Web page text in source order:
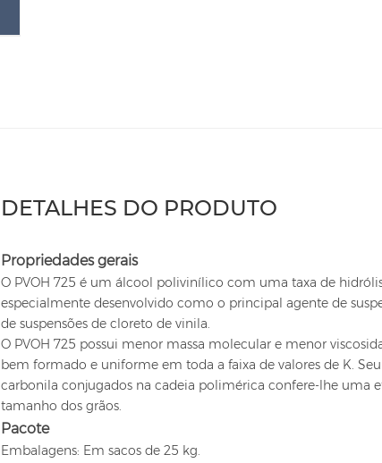
DETALHES DO PRODUTO
Propriedades gerais
O PVOH 725 é um álcool polivinílico com uma taxa de
especialmente desenvolvido como o principal agente de
de suspensões de cloreto de vinila.
O PVOH 725 possui menor massa molecular e menor
bem formado e uniforme em toda a faixa de valores de K.
carbonila conjugados na cadeia polimérica confere-lhe uma
tamanho dos grãos.
Pacote
Embalagens: Em sacos de 25 kg.